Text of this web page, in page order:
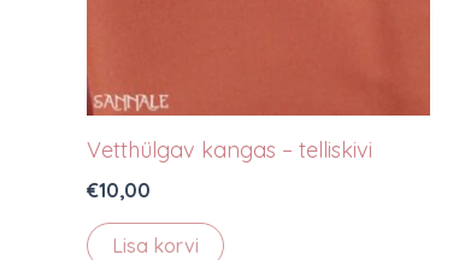
Vetthülgav kangas – telliskivi
€10,00
Lisa korvi